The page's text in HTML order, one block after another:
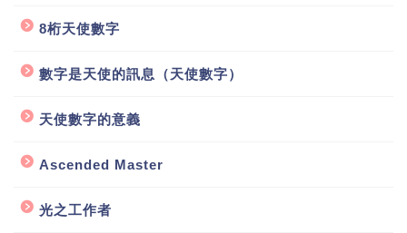
8桁天使數字
數字是天使的訊息（天使數字）
天使數字的意義
Ascended Master
光之工作者